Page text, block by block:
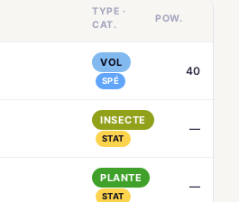
TYPE ·
CAT.
POW.
VOL
SPÉ
40
INSECTE
STAT
—
PLANTE
STAT
—